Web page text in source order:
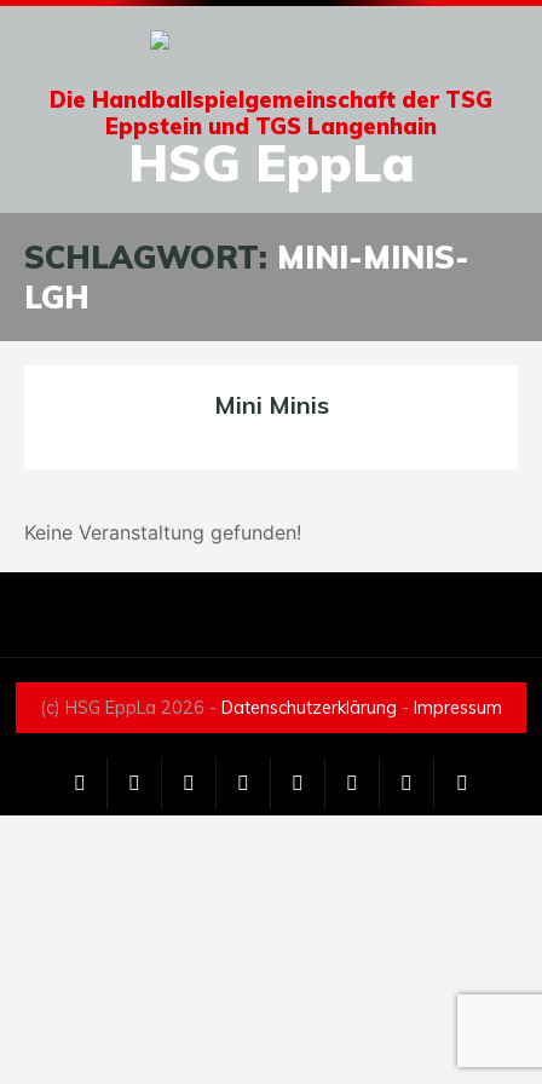
Die Handballspielgemeinschaft der TSG
Eppstein und TGS Langenhain
HSG EppLa
SCHLAGWORT: MINI-MINIS-
LGH
Mini Minis
Keine Veranstaltung gefunden!
(c) HSG EppLa 2026 - Datenschutzerklärung - Impressum